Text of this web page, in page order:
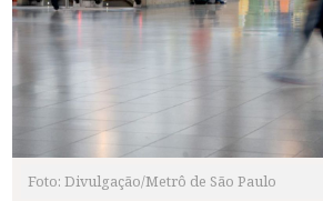
Foto: Divulgação/Metrô de São Paulo